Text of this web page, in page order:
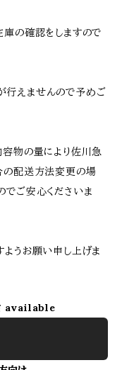
の確認をしますので
えませんので予めご
物の量により佐川急
の配送方法変更の場
でご安心くださいま
うお願い申し上げま